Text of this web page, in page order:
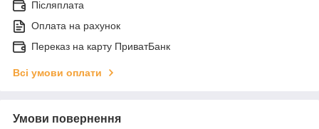
Післяплата
Оплата на рахунок
Переказ на карту ПриватБанк
Всі умови оплати
Умови повернення